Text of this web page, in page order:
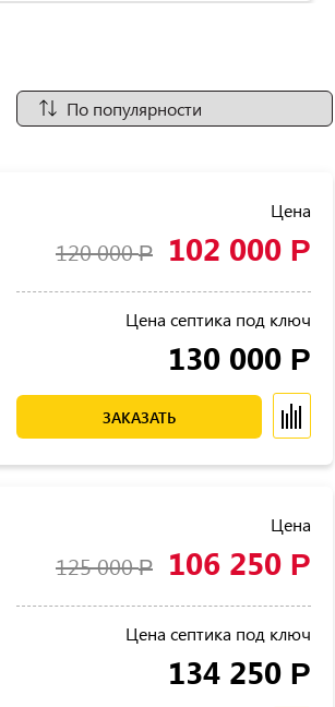
Цена
120 000Р 102 000 Р
Цена септика под ключ
130 000 Р
ЗАКАЗАТЬ
Цена
125 000Р 106 250 Р
Цена септика под ключ
134 250 Р